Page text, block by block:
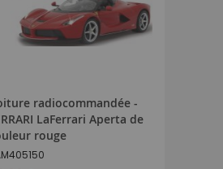
radiocommandée -
LaFerrari Aperta de
rouge